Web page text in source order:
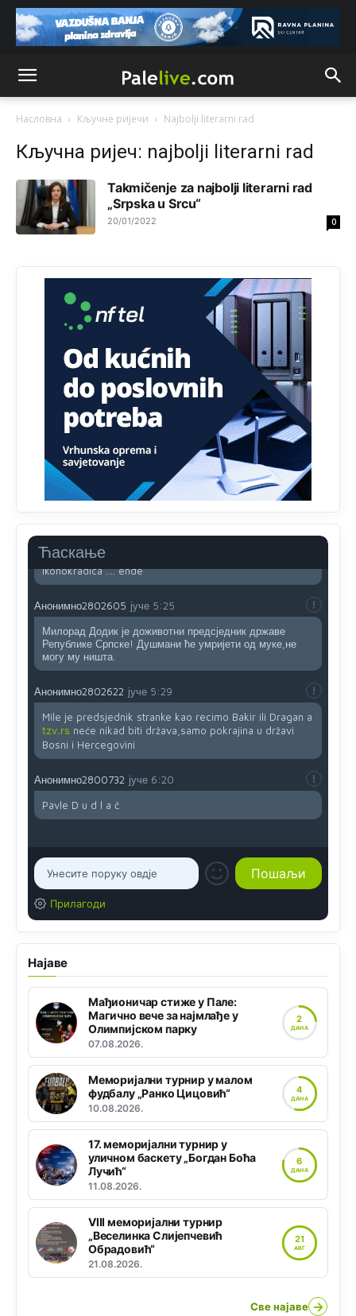
Насловна Кључне ријечи Najbolji literarni rad
Кључна ријеч: najbolji literarni rad
Takmičenje za najbolji literarni rad
„Srpska u Srcu“
20/01/2022 0
Ћаскање
Vodovodu je primaran novac koji sigurno dobija iz
Kantona.Seljaci koji žive u Palama (kakvi građani kad je
sve šljeglo) ionako slabo plaćaju vodu
Анонимно2798926 јуче 11:17
11:20
Анонимно2798926 јуче 11:21
Ako tamo već ne živite. Topla preporuka paljanskog
yбиће га Били као зеца
Sto bogatiji-to skrtiji,sto tisi-to opasniji,sto pricivljiviji-to
gluplji,sto ljepsi-to razmazaniji,sto emotivniji-to
iskreniji,sto jaci- to bezdusniji,sto sladji u govoru-to
veci prevarant...
Анонимно2802132
Mnogi nesposobni ljudi su daleko dogurali. Ko je
nesposoban može raditi sve. Sposobni rade samo ono
što znaju.
....i onda su na tenkovima NATO pakta, na vlast došli
jedna baba i jedan švercer dezerter ratni profiter i
ikonokradica .... ende
Анонимно2802605 јуче 5:25
Милорад Додик је доживотни предсједник државе
Републике Српске! Душмани ће умријети од муке,не
могу му ништа.
Анонимно2802622 јуче 5:29
Mile je predsjednik stranke kao recimo Bakir ili Dragan a
tzv.rs neće nikad biti država,samo pokrajina u državi
Bosni i Hercegovini
Анонимно2800732 јуче 6:20
Pavle D u d l a č
Прилагоди
Најаве
Мађионичар стиже у Пале:
Магично вече за најмлађе у
Олимпијском парку
07.08.2026.
2
ДАНА
Меморијални турнир у малом
фудбалу „Ранко Цицовић“
10.08.2026.
4
ДАНА
17. меморијални турнир у
уличном баскету „Богдан Боћа
Лучић“
11.08.2026.
6
ДАНА
VIII меморијални турнир
„Веселинка Слијепчевић
Обрадовић“
21.08.2026.
21
АВГ
Све најаве →